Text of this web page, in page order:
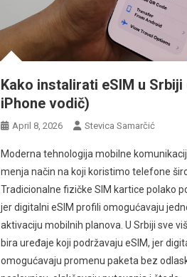
Kako instalirati eSIM u
iPhone vodič)
April 8, 2026 Stevica Samarčić
Moderna tehnologija mobilne
menja način na koji koristimo telefone
Tradicionalne fizičke SIM kartice polako
jer digitalni eSIM profili omogućavaju
aktivaciju mobilnih planova. U Srbiji sve
bira uređaje koji podržavaju eSIM, jer
omogućavaju promenu paketa bez